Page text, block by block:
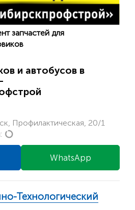
запчастей для
и автобусов в
Профилактическая, 20/1
WhatsApp
Технологический